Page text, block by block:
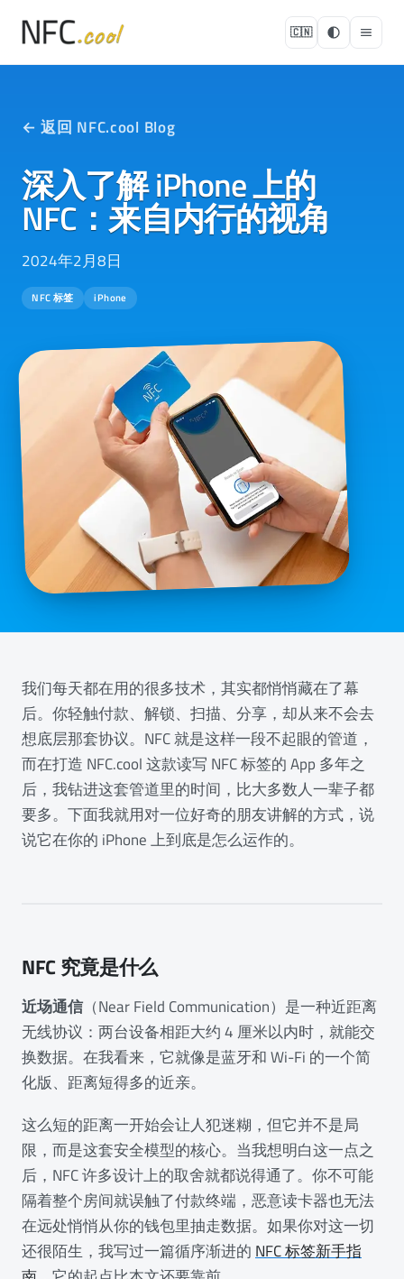
🇨🇳
← 返回 NFC.cool Blog
深入了解 iPhone 上的
NFC：来自内行的视角
2024年2月8日
NFC 标签 iPhone
我们每天都在用的很多技术，其实都悄悄藏在了幕
后。你轻触付款、解锁、扫描、分享，却从来不会去
想底层那套协议。NFC 就是这样一段不起眼的管道，
而在打造 NFC.cool 这款读写 NFC 标签的 App 多年之
后，我钻进这套管道里的时间，比大多数人一辈子都
要多。下面我就用对一位好奇的朋友讲解的方式，说
说它在你的 iPhone 上到底是怎么运作的。
NFC 究竟是什么
近场通信（Near Field Communication）是一种近距离
无线协议：两台设备相距大约 4 厘米以内时，就能交
换数据。在我看来，它就像是蓝牙和 Wi-Fi 的一个简
化版、距离短得多的近亲。
这么短的距离一开始会让人犯迷糊，但它并不是局
限，而是这套安全模型的核心。当我想明白这一点之
后，NFC 许多设计上的取舍就都说得通了。你不可能
隔着整个房间就误触了付款终端，恶意读卡器也无法
在远处悄悄从你的钱包里抽走数据。如果你对这一切
还很陌生，我写过一篇循序渐进的 NFC 标签新手指